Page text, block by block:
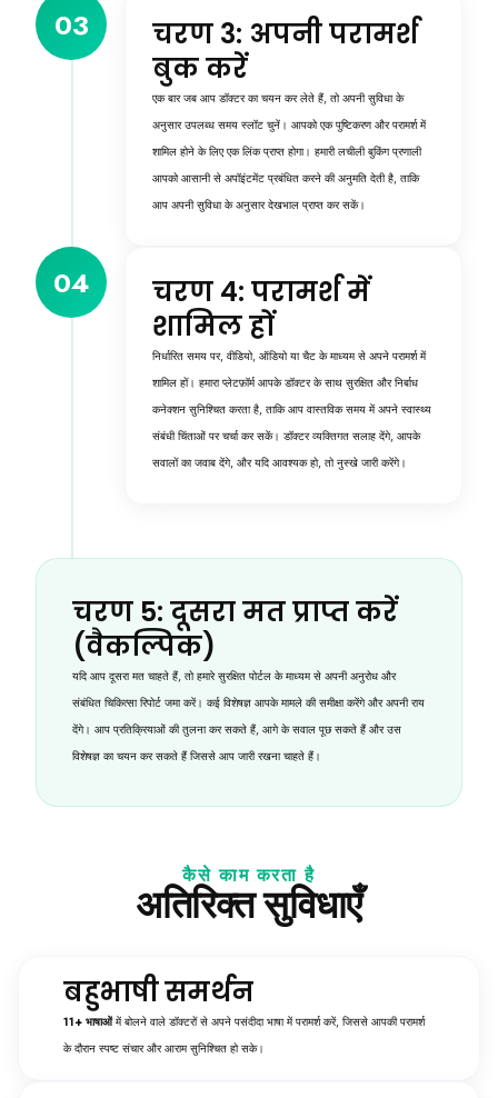
03
चरण 3: अपनी परामर्श
बुक करें
एक बार जब आप डॉक्टर का चयन कर लेते हैं, तो अपनी सुविधा के
अनुसार उपलब्ध समय स्लॉट चुनें। आपको एक पुष्टिकरण और परामर्श में
शामिल होने के लिए एक लिंक प्राप्त होगा। हमारी लचीली बुकिंग प्रणाली
आपको आसानी से अपॉइंटमेंट प्रबंधित करने की अनुमति देती है, ताकि
आप अपनी सुविधा के अनुसार देखभाल प्राप्त कर सकें।
04
चरण 4: परामर्श में
शामिल हों
निर्धारित समय पर, वीडियो, ऑडियो या चैट के माध्यम से अपने परामर्श में
शामिल हों। हमारा प्लेटफ़ॉर्म आपके डॉक्टर के साथ सुरक्षित और निर्बाध
कनेक्शन सुनिश्चित करता है, ताकि आप वास्तविक समय में अपने स्वास्थ्य
संबंधी चिंताओं पर चर्चा कर सकें। डॉक्टर व्यक्तिगत सलाह देंगे, आपके
सवालों का जवाब देंगे, और यदि आवश्यक हो, तो नुस्खे जारी करेंगे।
चरण 5: दूसरा मत प्राप्त करें
(वैकल्पिक)
यदि आप दूसरा मत चाहते हैं, तो हमारे सुरक्षित पोर्टल के माध्यम से अपनी अनुरोध और
संबंधित चिकित्सा रिपोर्ट जमा करें। कई विशेषज्ञ आपके मामले की समीक्षा करेंगे और अपनी राय
देंगे। आप प्रतिक्रियाओं की तुलना कर सकते हैं, आगे के सवाल पूछ सकते हैं और उस
विशेषज्ञ का चयन कर सकते हैं जिससे आप जारी रखना चाहते हैं।
कैसे काम करता है
अतिरिक्त सुविधाएँ
बहुभाषी समर्थन
11+ भाषाओंमें बोलने वाले डॉक्टरों से अपने पसंदीदा भाषा में परामर्श करें, जिससे आपकी परामर्श
के दौरान स्पष्ट संचार और आराम सुनिश्चित हो सके।